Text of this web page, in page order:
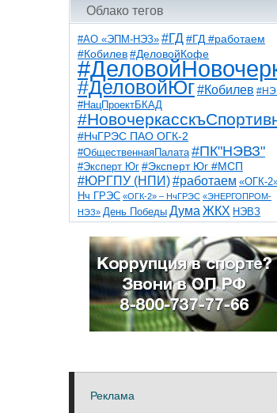
Облако тегов
#АО «ЭПМ-НЭЗ» #ГД #ГД #работаем
#Кобилев #ДеловойКофе
#ДеловойЮг#Кобилев
#НацПроектБКАД
#НчГРЭС ПАО ОГК-2
#ОбщественнаяПалата #ПК"НЭВЗ"
#Эксперт Юг #Эксперт Юг #МСП
#ЮРГПУ (НПИ)#работаем «ОГК-
Нч ГРЭС «ОГК-2» – НчГРЭС «ЭНЕРГОПРОМ-
НЭЗ» День Победы Дума ЖКХ НЭВЗ
НчГРЭС ТНТ
благоустройствоветераны выборы
детидороги казаки коррупция космос
общественная палата парк пожар роща
спорт театр транспорт художники
Реклама